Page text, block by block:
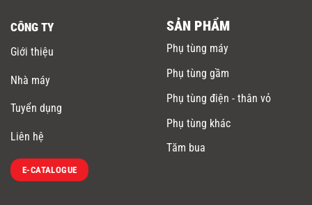
CÔNG TY
Giới thiệu
Nhà máy
Tuyển dụng
Liên hệ
E-CATALOGUE
SẢN PHẨM
Phụ tùng máy
Phụ tùng gầm
Phụ tùng điện - thân vỏ
Phụ tùng khác
Tăm bua